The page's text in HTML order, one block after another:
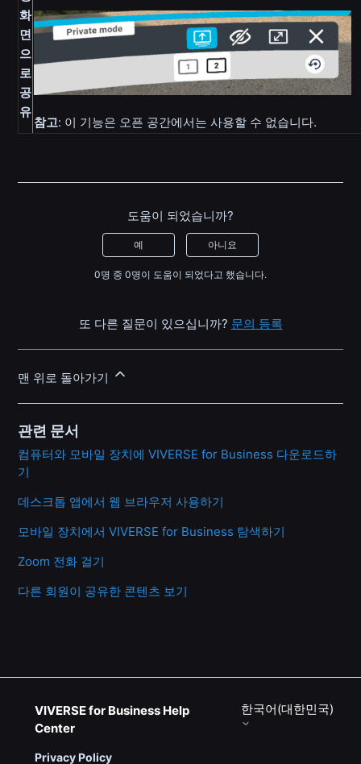
화
면
으
로
공
유
참고: 이 기능은 오픈 공간에서는 사용할 수 없습니다.
도움이 되었습니까?
예 아니요
0명 중 0명이 도움이 되었다고 했습니다.
또 다른 질문이 있으십니까? 문의 등록
맨 위로 돌아가기
관련 문서
컴퓨터와 모바일 장치에 VIVERSE for Business 다운로드하
기
데스크톱 앱에서 웹 브라우저 사용하기
모바일 장치에서 VIVERSE for Business 탐색하기
Zoom 전화 걸기
다른 회원이 공유한 콘텐츠 보기
VIVERSE for Business Help
Center
Privacy Policy
한국어(대한민국)